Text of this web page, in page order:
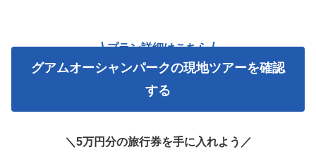
プラン詳細はこちら
グアムオーシャンパークの現地ツアーを確認
する
＼5万円分の旅行券を手に入れよう／